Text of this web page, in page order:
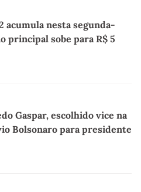
acumula nesta segunda-
principal sobe para R$ 5
Gaspar, escolhido vice na
Bolsonaro para presidente